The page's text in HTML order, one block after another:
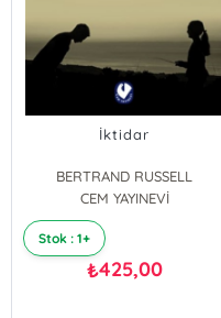
İktidar
BERTRAND RUSSELL
CEM YAYINEVİ
Stok : 1+
₺425,00